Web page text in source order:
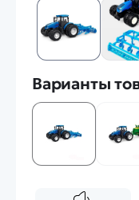
Варианты